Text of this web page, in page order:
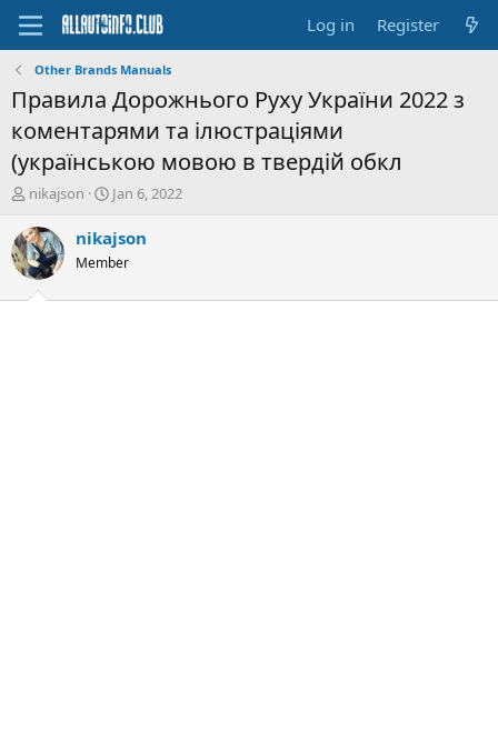
Log in Register
Other Brands Manuals
Правила Дорожнього Руху України 2022 з
коментарями та ілюстраціями
(українською мовою в твердій обкл
T
r
e
a
d
nikajson
S
a
r
t
Jan 6, 2022
nikajson
Member